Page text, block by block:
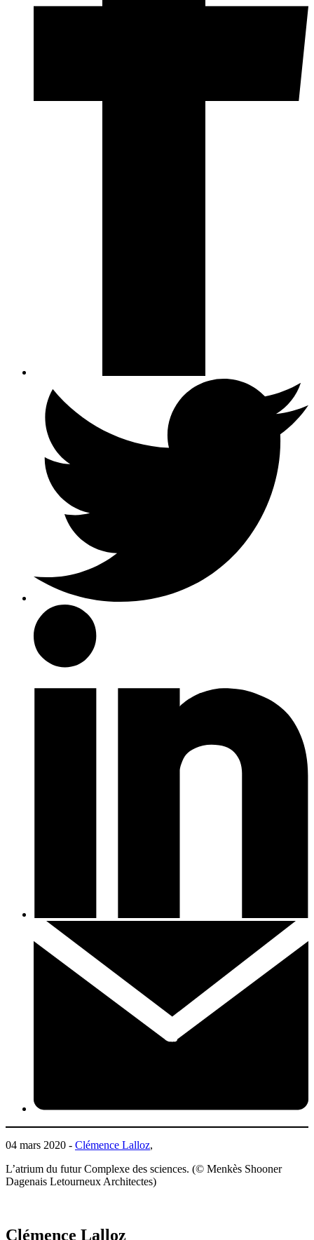
04 mars 2020 - Clémence Lalloz,
L’atrium du futur Complexe des sciences. (© Menkès Shooner
Dagenais Letourneux Architectes)
Clémence Lalloz